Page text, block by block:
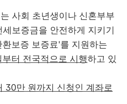
사회 초년생이나 신혼부부
보증금을 안전하게 지키기
보증 보증료'를 지원하는
터 전국적으로 시행하고 있
30만 원까지 신청인 계좌로